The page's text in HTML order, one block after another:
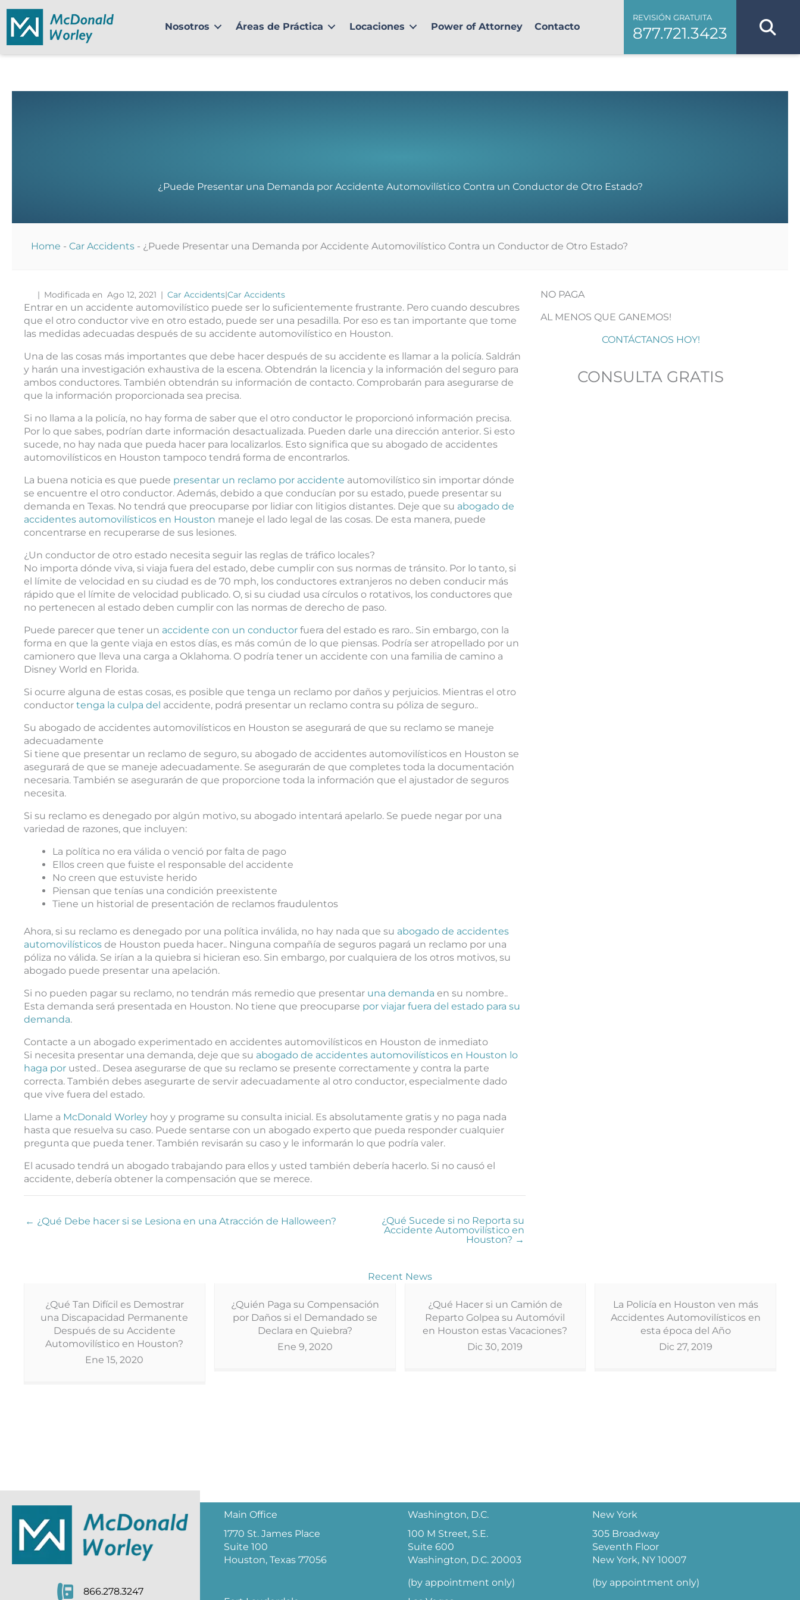
contenido
Nosotros Áreas de Práctica Locaciones Power of Attorney Contacto
REVISIÓN GRATUITA
877.721.3423
¿Puede Presentar una Demanda por Accidente Automovilístico Contra un Conductor de Otro Estado?
Home - Car Accidents - ¿Puede Presentar una Demanda por Accidente Automovilístico Contra un Conductor de Otro Estado?
| Modificada en Ago 12, 2021 | Car Accidents|Car Accidents
Entrar en un accidente automovilístico puede ser lo suficientemente frustrante. Pero cuando descubres
que el otro conductor vive en otro estado, puede ser una pesadilla. Por eso es tan importante que tome
las medidas adecuadas después de su accidente automovilístico en Houston.
Una de las cosas más importantes que debe hacer después de su accidente es llamar a la policía. Saldrán
y harán una investigación exhaustiva de la escena. Obtendrán la licencia y la información del seguro para
ambos conductores. También obtendrán su información de contacto. Comprobarán para asegurarse de
que la información proporcionada sea precisa.
Si no llama a la policía, no hay forma de saber que el otro conductor le proporcionó información precisa.
Por lo que sabes, podrían darte información desactualizada. Pueden darle una dirección anterior. Si esto
sucede, no hay nada que pueda hacer para localizarlos. Esto significa que su abogado de accidentes
automovilísticos en Houston tampoco tendrá forma de encontrarlos.
La buena noticia es que puede presentar un reclamo por accidente automovilístico sin importar dónde
se encuentre el otro conductor. Además, debido a que conducían por su estado, puede presentar su
demanda en Texas. No tendrá que preocuparse por lidiar con litigios distantes. Deje que su abogado de
accidentes automovilísticos en Houston maneje el lado legal de las cosas. De esta manera, puede
concentrarse en recuperarse de sus lesiones.
¿Un conductor de otro estado necesita seguir las reglas de tráfico locales?
No importa dónde viva, si viaja fuera del estado, debe cumplir con sus normas de tránsito. Por lo tanto, si
el límite de velocidad en su ciudad es de 70 mph, los conductores extranjeros no deben conducir más
rápido que el límite de velocidad publicado. O, si su ciudad usa círculos o rotativos, los conductores que
no pertenecen al estado deben cumplir con las normas de derecho de paso.
Puede parecer que tener un accidente con un conductor fuera del estado es raro.. Sin embargo, con la
forma en que la gente viaja en estos días, es más común de lo que piensas. Podría ser atropellado por un
camionero que lleva una carga a Oklahoma. O podría tener un accidente con una familia de camino a
Disney World en Florida.
Si ocurre alguna de estas cosas, es posible que tenga un reclamo por daños y perjuicios. Mientras el otro
conductor tenga la culpa del accidente, podrá presentar un reclamo contra su póliza de seguro..
Su abogado de accidentes automovilísticos en Houston se asegurará de que su reclamo se maneje
adecuadamente
Si tiene que presentar un reclamo de seguro, su abogado de accidentes automovilísticos en Houston se
asegurará de que se maneje adecuadamente. Se asegurarán de que completes toda la documentación
necesaria. También se asegurarán de que proporcione toda la información que el ajustador de seguros
necesita.
Si su reclamo es denegado por algún motivo, su abogado intentará apelarlo. Se puede negar por una
variedad de razones, que incluyen:
La política no era válida o venció por falta de pago
Ellos creen que fuiste el responsable del accidente
No creen que estuviste herido
Piensan que tenías una condición preexistente
Tiene un historial de presentación de reclamos fraudulentos
Ahora, si su reclamo es denegado por una política inválida, no hay nada que su abogado de accidentes
automovilísticos de Houston pueda hacer.. Ninguna compañía de seguros pagará un reclamo por una
póliza no válida. Se irían a la quiebra si hicieran eso. Sin embargo, por cualquiera de los otros motivos, su
abogado puede presentar una apelación.
Si no pueden pagar su reclamo, no tendrán más remedio que presentar una demanda en su nombre..
Esta demanda será presentada en Houston. No tiene que preocuparse por viajar fuera del estado para su
demanda.
Contacte a un abogado experimentado en accidentes automovilísticos en Houston de inmediato
Si necesita presentar una demanda, deje que su abogado de accidentes automovilísticos en Houston lo
haga por usted.. Desea asegurarse de que su reclamo se presente correctamente y contra la parte
correcta. También debes asegurarte de servir adecuadamente al otro conductor, especialmente dado
que vive fuera del estado.
Llame a McDonald Worley hoy y programe su consulta inicial. Es absolutamente gratis y no paga nada
hasta que resuelva su caso. Puede sentarse con un abogado experto que pueda responder cualquier
pregunta que pueda tener. También revisarán su caso y le informarán lo que podría valer.
El acusado tendrá un abogado trabajando para ellos y usted también debería hacerlo. Si no causó el
accidente, debería obtener la compensación que se merece.
← ¿Qué Debe hacer si se Lesiona en una Atracción de Halloween?
¿Qué Sucede si no Reporta su
Accidente Automovilístico en
Houston? →
NO PAGA
AL MENOS QUE GANEMOS!
CONTÁCTANOS HOY!
CONSULTA GRATIS
Recent News
¿Qué Tan Difícil es Demostrar
una Discapacidad Permanente
Después de su Accidente
Automovilístico en Houston?
Ene 15, 2020
¿Quién Paga su Compensación
por Daños si el Demandado se
Declara en Quiebra?
Ene 9, 2020
¿Qué Hacer si un Camión de
Reparto Golpea su Automóvil
en Houston estas Vacaciones?
Dic 30, 2019
La Policía en Houston ven más
Accidentes Automovilísticos en
esta época del Año
Dic 27, 2019
866.278.3247
Main Office
1770 St. James Place
Suite 100
Houston, Texas 77056
Washington, D.C.
100 M Street, S.E.
Suite 600
Washington, D.C. 20003
(by appointment only)
New York
305 Broadway
Seventh Floor
New York, NY 10007
(by appointment only)